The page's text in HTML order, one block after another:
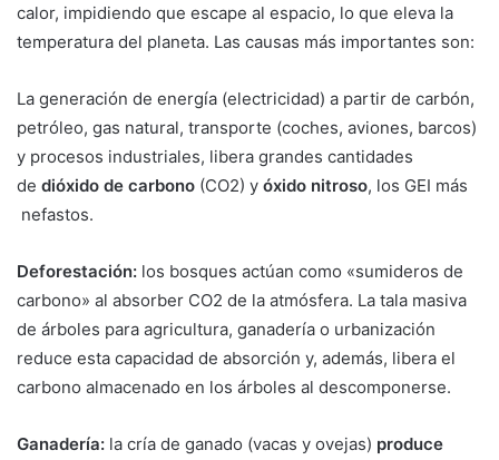
calor, impidiendo que escape al espacio, lo que eleva la
temperatura del planeta. Las causas más importantes son:
La generación de energía (electricidad) a partir de carbón,
petróleo, gas natural, transporte (coches, aviones, barcos)
y procesos industriales, libera grandes cantidades
de dióxido de carbono (CO2) y óxido nitroso, los GEI más
nefastos.
Deforestación: los bosques actúan como «sumideros de
carbono» al absorber CO2 de la atmósfera. La tala masiva
de árboles para agricultura, ganadería o urbanización
reduce esta capacidad de absorción y, además, libera el
carbono almacenado en los árboles al descomponerse.
Ganadería: la cría de ganado (vacas y ovejas) produce